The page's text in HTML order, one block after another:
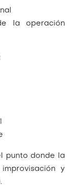
la operación
punto donde la
y